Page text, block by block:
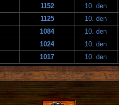
1152
10. den
1125
10. den
1084
10. den
1024
10. den
1017 10. den